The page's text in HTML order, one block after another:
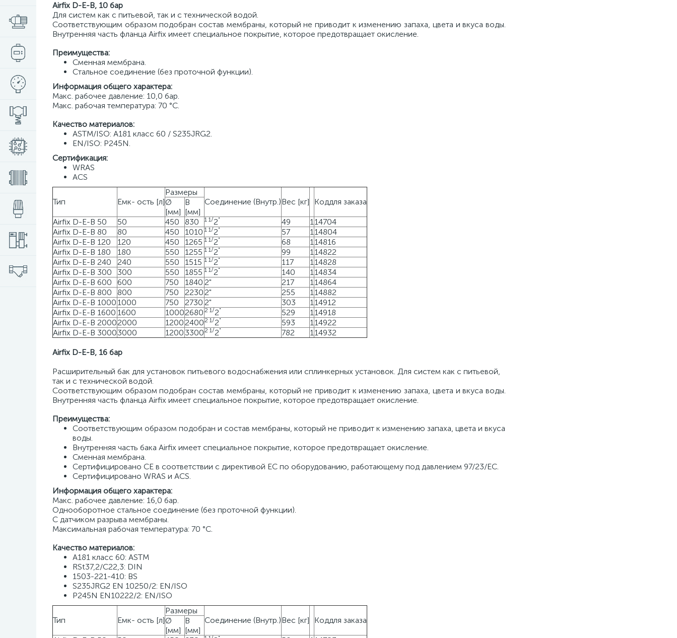
Airfix D-E-B, 10 бар
Для систем как с питьевой, так и с технической водой.
Соответствующим образом подобран состав мембраны, который не приводит к изменению запаха, цвета и вкуса воды.
Внутренняя часть фланца Airfix имеет специальное покрытие, которое предотвращает окисление.
Преимущества:
Сменная мембрана.
Стальное соединение (без проточной функции).
Информация общего характера:
Макс. рабочее давление: 10,0 бар.
Макс. рабочая температура: 70 °C.
Качество материалов:
ASTM/ISO: A181 класс 60 / S235JRG2.
EN/ISO: P245N.
Сертификация:
WRAS
ACS
Тип Емк- ость [л]
Размеры
Соединение (Внутр.)Вес [кг] Коддля заказа
Ø
[мм]
В
[мм]
Airfix D-E-B 50
50 450 830 1 1/2" 49 114704
Airfix D-E-B 80
80 450 1010 1 1/2" 57 114804
Airfix D-E-B 120
120 450 1265 1 1/2" 68 114816
Airfix D-E-B 180
180 550 1255 1 1/2" 99 114822
Airfix D-E-B 240
240 550 1515 1 1/2" 117 114828
Airfix D-E-B 300
300 550 1855 1 1/2" 140 114834
Airfix D-E-B 600
600 750 1840 2" 217 114864
Airfix D-E-B 800
800 750 22302" 255 114882
Airfix D-E-B 1000 1000 750 2730 2" 303 114912
Airfix D-E-B 1600 1600 10002680 2 1/2" 529 114918
Airfix D-E-B 20002000 120024002 1/2" 593 114922
Airfix D-E-B 30003000 1200 33002 1/2" 782 114932
Airfix D-E-B, 16 бар
Расширительный бак для установок питьевого водоснабжения или сплинкерных установок. Для систем как с питьевой,
так и с технической водой.
Соответствующим образом подобран состав мембраны, который не приводит к изменению запаха, цвета и вкуса воды.
Внутренняя часть фланца Airfix имеет специальное покрытие, которое предотвращает окисление.
Преимущества:
Соответствующим образом подобран и состав мембраны, который не приводит к изменению запаха, цвета и вкуса
воды.
Внутренняя часть бака Airfix имеет специальное покрытие, которое предотвращает окисление.
Сменная мембрана.
Сертифицировано CE в соответствии с директивой ЕС по оборудованию, работающему под давлением 97/23/EC.
Сертифицировано WRAS и ACS.
Информация общего характера:
Макс. рабочее давление: 16,0 бар.
Однооборотное стальное соединение (без проточной функции).
С датчиком разрыва мембраны.
Максимальная рабочая температура: 70 °C.
Качество материалов:
A181 класс 60: ASTM
RSt37,2/C22,3: DIN
1503-221-410: BS
S235JRG2 EN 10250/2: EN/ISO
P245N EN10222/2: EN/ISO
Тип Емк- ость [л]
Размеры
Соединение (Внутр.)Вес [кг] Коддля заказа
Ø
[мм]
В
[мм]